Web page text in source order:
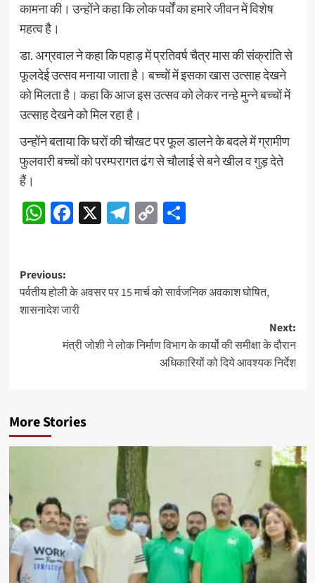
कामना की। उन्होंने कहा कि लोक पर्वों का हमारे जीवन में विशेष
महत्व है।
डा. अग्रवाल ने कहा कि पहाड़ में प्रतिवर्ष चैत्र मास की संक्रांति से
फूलदेई उत्सव मनाया जाता है। बच्चों में इसका खास उत्साह देखने
को मिलता है। कहा कि आज इस उत्सव को लेकर नन्हे मुन्ने बच्चों में
उत्साह देखने को मिल रहा है।
उन्होंने बताया कि घरों की चौखट पर फूल डालने के बदले में ग्रामीण
फुलवारी बच्चों को परम्परागत ढंग से चौलाई से बने खील व गुड़ देते
हैं।
WhatsApp
Facebook
X Telegram
CopyShare
Post
navigation
Previous:
पर्वतीय होली के अवसर पर 15 मार्च को सार्वजनिक अवकाश घोषित,
शासनादेश जारी
Next:
मंत्री जोशी ने लोक निर्माण विभाग के कार्यो की समीक्षा के दौरान
अधिकारियों को दिये आवश्यक निर्देश
More Stories